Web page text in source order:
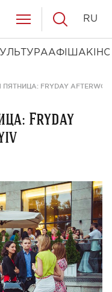
АФІША КІНО
RU
FRYDAY
Fryday